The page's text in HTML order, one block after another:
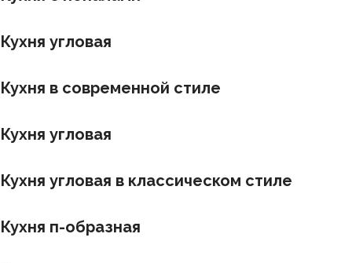
Кухня угловая
Кухня в современной стиле
Кухня угловая
Кухня угловая в классическом стиле
Кухня п-образная